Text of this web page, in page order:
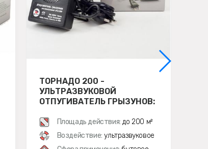
ТОРНАДО 200 -
УЛЬТРАЗВУКОВОЙ
ОТПУГИВАТЕЛЬ ГРЫЗУНОВ:
Площадь действия: до 200 м²
Воздействие: ультразвуковое